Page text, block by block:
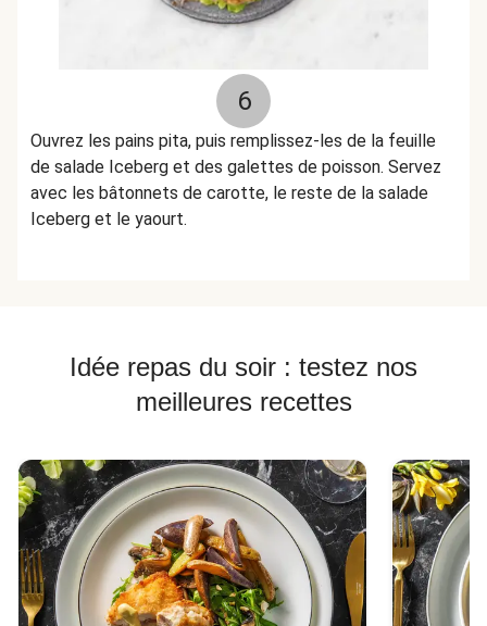
6
Ouvrez les pains pita, puis remplissez-les de la feuille
de salade Iceberg et des galettes de poisson. Servez
avec les bâtonnets de carotte, le reste de la salade
Iceberg et le yaourt.
Idée repas du soir : testez nos
meilleures recettes